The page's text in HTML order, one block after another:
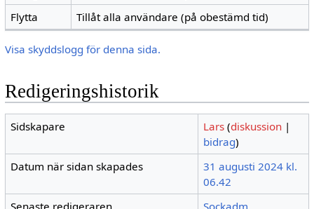
Flytta
Tillåt alla användare (på obestämd tid)
Visa skyddslogg för denna sida.
Redigeringshistorik
Sidskapare Lars (diskussion |
bidrag)
Datum när sidan skapades
31 augusti 2024 kl.
06.42